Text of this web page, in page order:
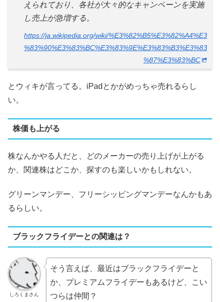
えられており、各社が大々的なキャンペーンを実施
し売上が急増する。
https://ja.wikipedia.org/wiki/%E3%82%B5%E3%82%A4%E3
%83%90%E3%83%BC%E3%83%9E%E3%83%B3%E3%83
%87%E3%83%BC
とウィキが言ってる。iPadとかがめっちゃ売れるらし
い。
株価も上がる
株なんかやる人だと、どのメーカーの売り上げが上がる
か、関連株はどこか、探すのも楽しいかもしれない。
グリーンマンデー、フリーシッピングマンデーなんかもあ
るらしい。
ブラックフライデーとの関連は？
しろくまさん
そう言えば、最近はブラックフライデーと
か、プレミアムフライデーもあるけど、こい
つらは仲間？